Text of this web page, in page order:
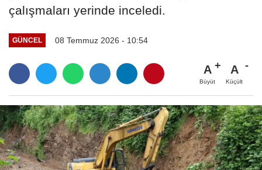
çalışmaları yerinde inceledi.
GÜNCEL 08 Temmuz 2026 - 10:54
A
Büyüt
A
Küçült